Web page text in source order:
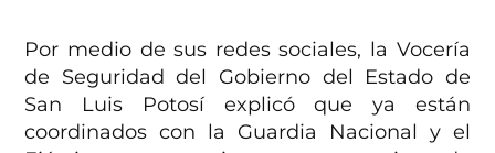
Por medio de sus redes sociales, la Vocería
de Seguridad del Gobierno del Estado de
San Luis Potosí explicó que ya están
coordinados con la Guardia Nacional y el